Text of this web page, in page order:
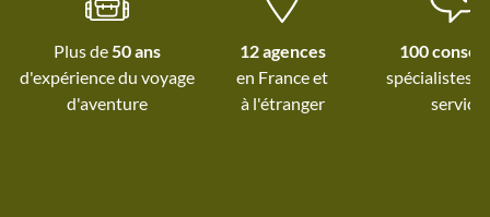
rencontres
contacts
d'Aventure et
attentives et
Plus de 50 ans
d'expérience du voyage
d'aventure
12 agences
à l'étranger
100
spécialistes
service